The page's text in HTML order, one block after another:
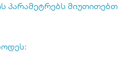
პარამეტრებს მიუთითებთ